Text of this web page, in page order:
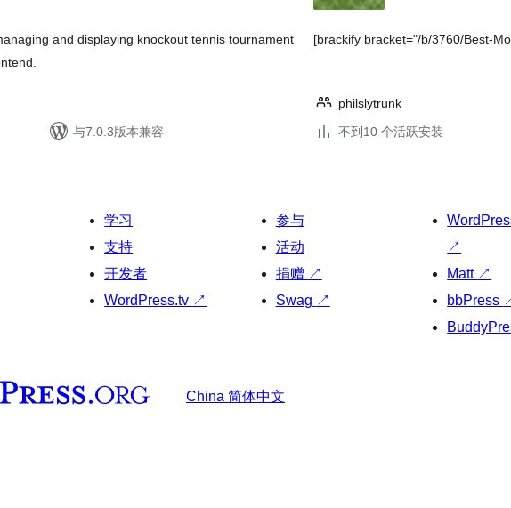
and displaying knockout tennis tournament
与7.0.3版本兼容
[brackify bracket="/b/3760/Best-
philslytrunk
不到10 个活跃安装
学习
支持
开发者
WordPress.tv ↗
参与
活动
捐赠 ↗
Swag ↗
↗
Matt ↗
bbPress
China 简体中文